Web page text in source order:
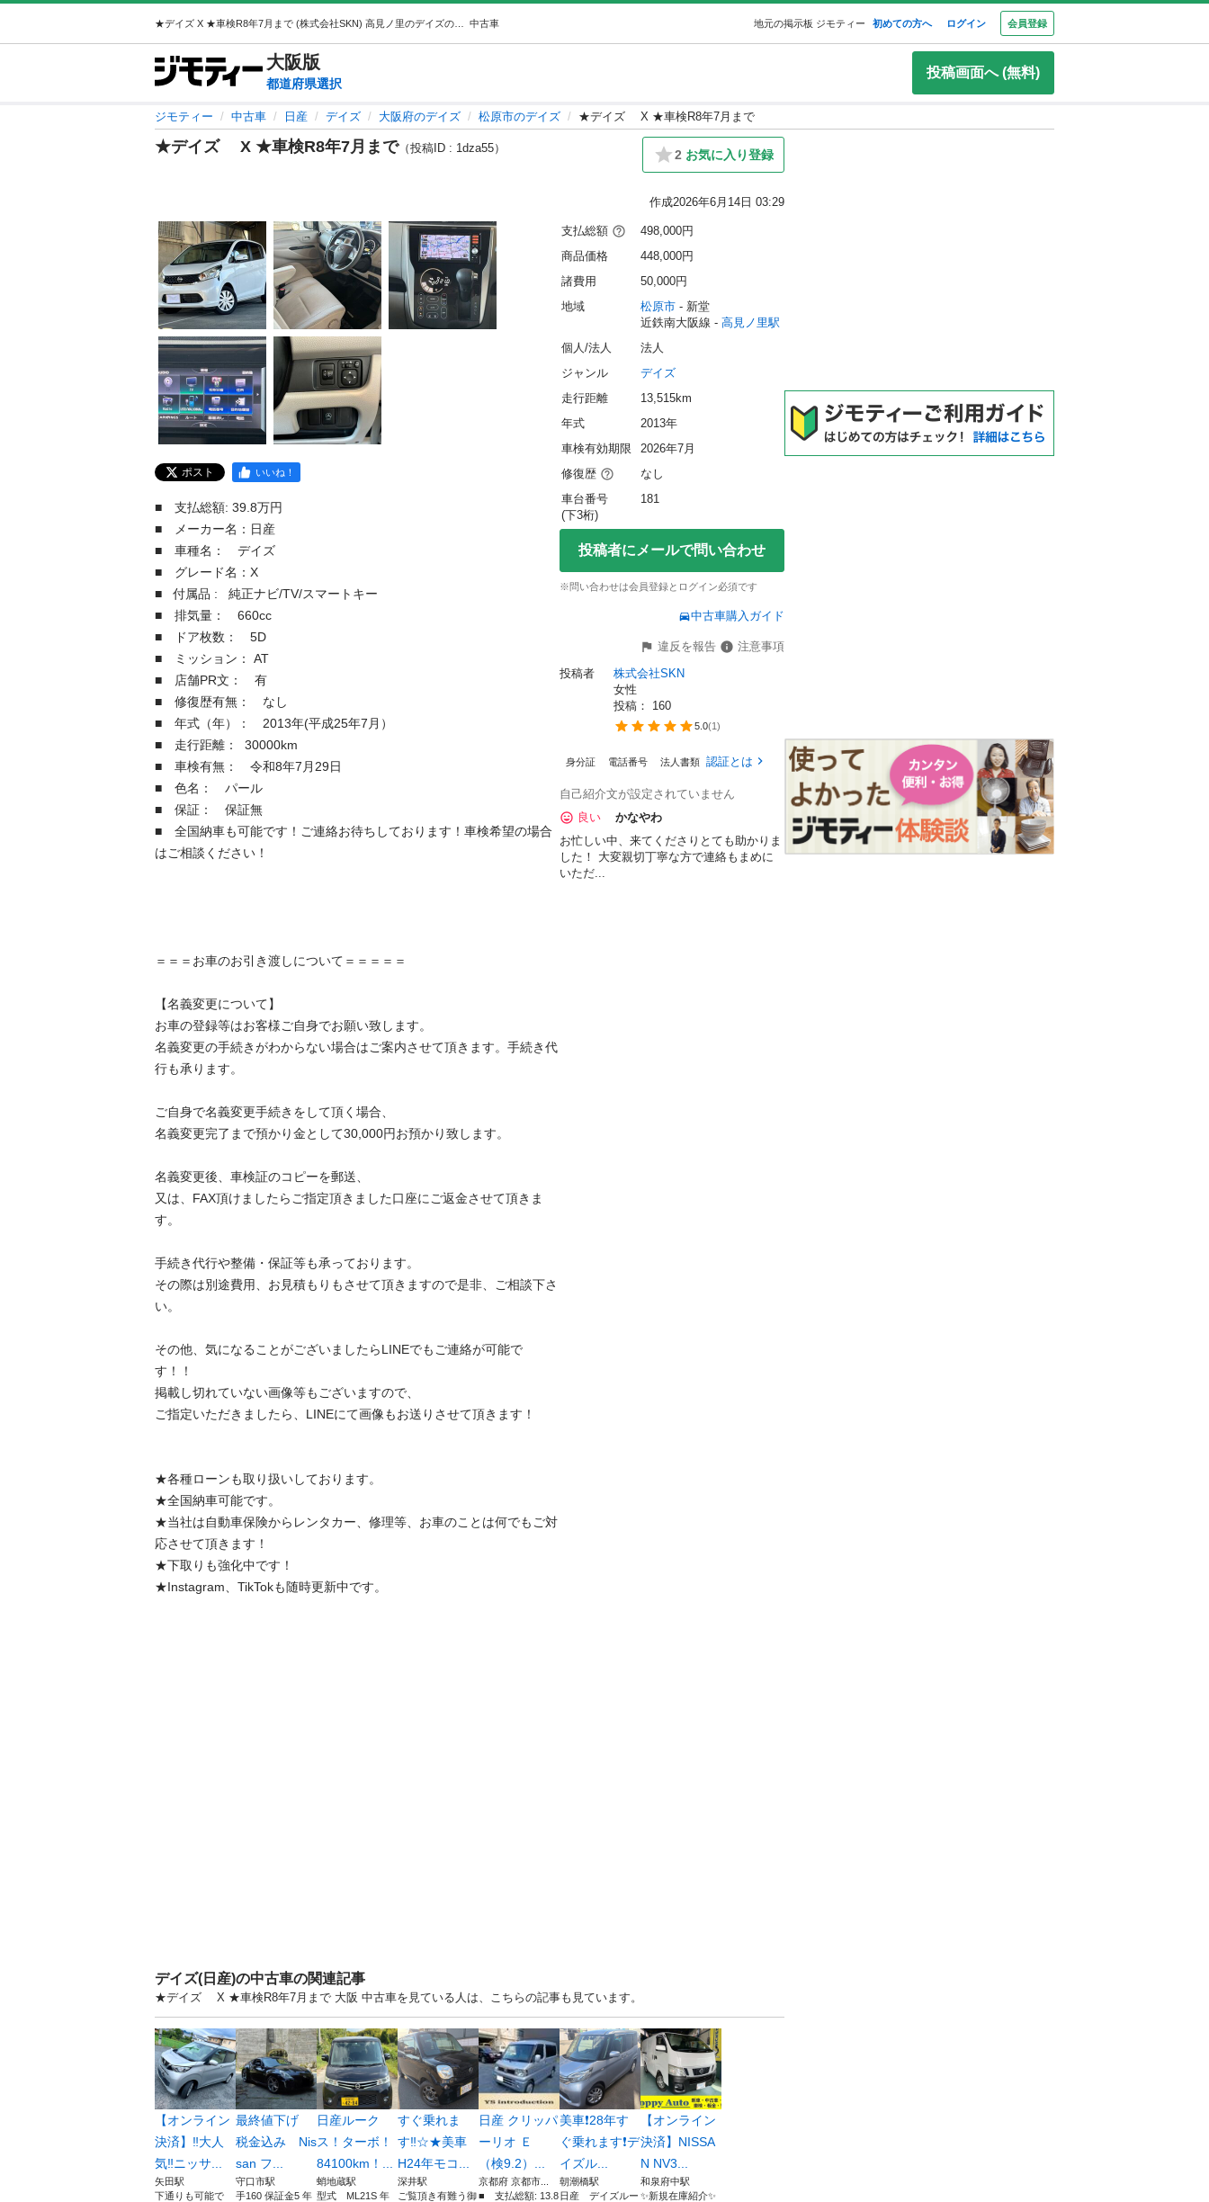
中古車 地元の掲示板 ジモティー 初めての方へ ログイン 会員登録
大阪版
都道府県選択
投稿画面へ (無料)
ジモティー 中古車 日産 デイズ 大阪府のデイズ 松原市のデイズ ★デイズ X ★車検R8年7月まで
★デイズ X ★車検R8年7月まで（投稿ID : 1dza55） 2 お気に入り登録
作成2026年6月14日 03:29
ポスト いいね！
■　支払総額: 39.8万円
■　メーカー名：日産
■　車種名：　デイズ
■　グレード名：X
■   付属品 :   純正ナビ/TV/スマートキー
■　排気量：　660cc
■　ドア枚数：　5D
■　ミッション： AT
■　店舗PR文：　有
■　修復歴有無：　なし
■　年式（年）：　2013年(平成25年7月）
■　走行距離：  30000km
■　車検有無：　令和8年7月29日
■　色名：　パール
■　保証：　保証無
■　全国納車も可能です！ご連絡お待ちしております！車検希望の場合
はご相談ください！
＝＝＝お車のお引き渡しについて＝＝＝＝＝
【名義変更について】
お車の登録等はお客様ご自身でお願い致します。
名義変更の手続きがわからない場合はご案内させて頂きます。手続き代
行も承ります。
ご自身で名義変更手続きをして頂く場合、
名義変更完了まで預かり金として30,000円お預かり致します。
名義変更後、車検証のコピーを郵送、
又は、FAX頂けましたらご指定頂きました口座にご返金させて頂きま
す。
手続き代行や整備・保証等も承っております。
その際は別途費用、お見積もりもさせて頂きますので是非、ご相談下さ
い。
その他、気になることがございましたらLINEでもご連絡が可能で
す！！
掲載し切れていない画像等もございますので、
ご指定いただきましたら、LINEにて画像もお送りさせて頂きます！
★各種ローンも取り扱いしております。
★全国納車可能です。
★当社は自動車保険からレンタカー、修理等、お車のことは何でもご対
応させて頂きます！
★下取りも強化中です！
★Instagram、TikTokも随時更新中です。
支払総額
498,000円
商品価格
448,000円
諸費用
50,000円
地域
松原市 - 新堂
近鉄南大阪線 - 高見ノ里駅
個人/法人
法人
ジャンル
デイズ
走行距離
13,515km
年式
2013年
車検有効期限
2026年7月
修復歴
なし
車台番号
(下3桁)
181
投稿者にメールで問い合わせ
※問い合わせは会員登録とログイン必須です
中古車購入ガイド
違反を報告
注意事項
投稿者
株式会社SKN
女性
投稿： 160
5.0(1)
身分証 電話番号 法人書類 認証とは
自己紹介文が設定されていません
良い
かなやわ
お忙しい中、来てくださりとても助かりま
した！ 大変親切丁寧な方で連絡もまめに
いただ...
デイズ(日産)の中古車の関連記事
★デイズ X ★車検R8年7月まで 大阪 中古車を見ている人は、こちらの記事も見ています。
【オンライン
決済】‼️大人
気‼️ニッサ...
矢田駅
下通りも可能で
最終値下げ
税金込み Nis
san フ...
守口市駅
手160 保証金5 年
日産ルーク
ス！ターボ！
84100km！...
蛸地蔵駅
型式 ML21S 年
すぐ乗れま
す‼️☆★美車
H24年モコ...
深井駅
ご覧頂き有難う御
日産 クリッパ
ーリオ Ｅ
（検9.2）...
京都府 京都市...
■ 支払総額: 13.8
美車❗️28年す
ぐ乗れます❗️デ
イズル...
朝潮橋駅
日産 デイズルー
【オンライン
決済】NISSA
N NV3...
和泉府中駅
✨新規在庫紹介✨